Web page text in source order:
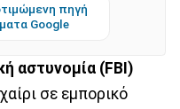
πηγή
Google
αστυνομία (FBI)
σε εμπορικό